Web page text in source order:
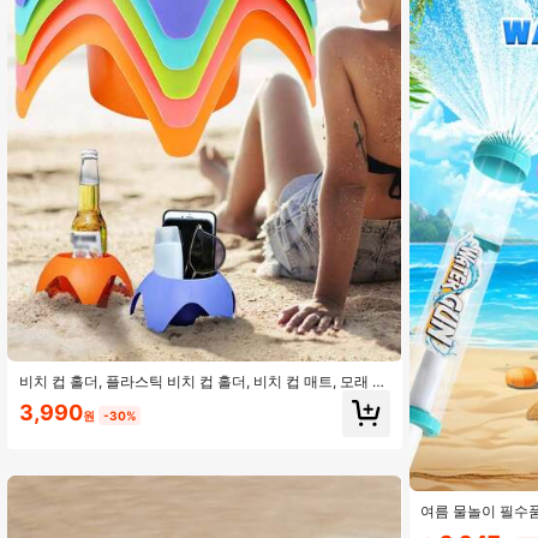
4.89
4K 팔로워
4.89
4K 팔로워
4K 팔로워
비치 컵 홀더, 플라스틱 비치 컵 홀더, 비치 컵 매트, 모래 음
료 홀더, 음료 스테이크, 휴대용 휴대폰 스탠드, 올인원 야
외 액세서리, 음료가 모래에 묻는 것을 방지, 해변, 수영장,
3,990원 -30%
여름 물놀이 필수